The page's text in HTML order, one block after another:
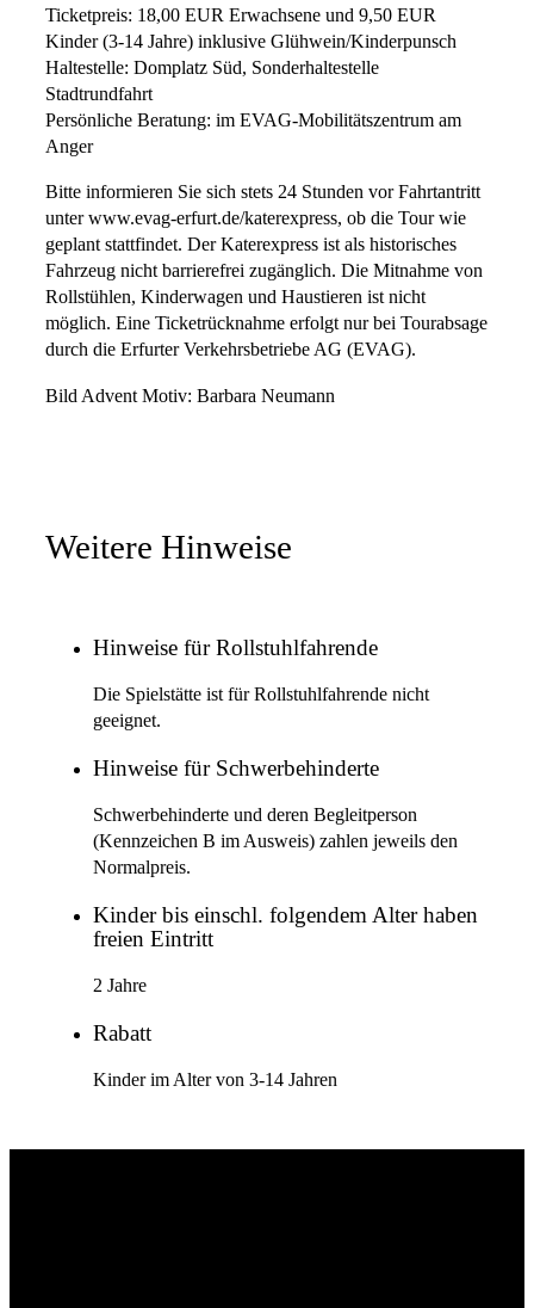
Ticketpreis: 18,00 EUR Erwachsene und 9,50 EUR
Kinder (3-14 Jahre) inklusive Glühwein/Kinderpunsch
Haltestelle: Domplatz Süd, Sonderhaltestelle
Stadtrundfahrt
Persönliche Beratung: im EVAG-Mobilitätszentrum am
Anger
Bitte informieren Sie sich stets 24 Stunden vor Fahrtantritt
unter www.evag-erfurt.de/katerexpress, ob die Tour wie
geplant stattfindet. Der Katerexpress ist als historisches
Fahrzeug nicht barrierefrei zugänglich. Die Mitnahme von
Rollstühlen, Kinderwagen und Haustieren ist nicht
möglich. Eine Ticketrücknahme erfolgt nur bei Tourabsage
durch die Erfurter Verkehrsbetriebe AG (EVAG).
Bild Advent Motiv: Barbara Neumann
Weitere Hinweise
Hinweise für Rollstuhlfahrende
Die Spielstätte ist für Rollstuhlfahrende nicht
geeignet.
Hinweise für Schwerbehinderte
Schwerbehinderte und deren Begleitperson
(Kennzeichen B im Ausweis) zahlen jeweils den
Normalpreis.
Kinder bis einschl. folgendem Alter haben
freien Eintritt
2 Jahre
Rabatt
Kinder im Alter von 3-14 Jahren